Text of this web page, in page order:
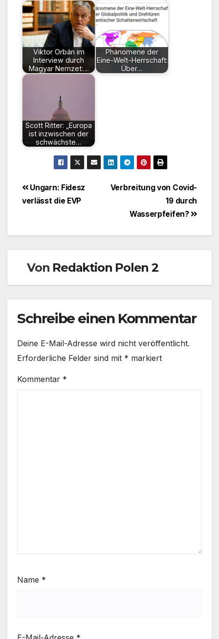
Viktor Orbán im
Interview durch
Magyar Nemzet:…
Phänomene der
Eine-Welt-Herrschaft:
Über…
Scott Ritter: „Europa
ist inzwischen der
schwächste…
Beitragsnavigation
Verbreitung von Covid-
19 durch
Wasserpfeifen?
Ungarn: Fidesz
verlässt die EVP
Von Redaktion Polen 2
Schreibe einen Kommentar
Deine E-Mail-Adresse wird nicht veröffentlicht.
Erforderliche Felder sind mit * markiert
Kommentar *
Name *